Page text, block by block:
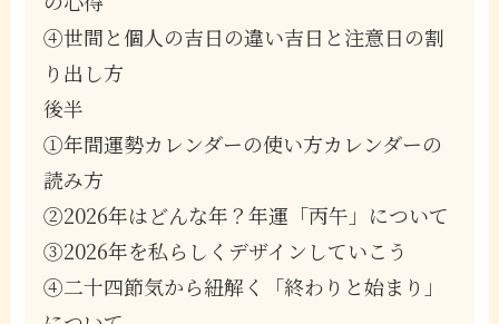
④世間と個人の吉日の違い吉日と注意日の割
り出し方
後半
①年間運勢カレンダーの使い方カレンダーの
読み方
②2026年はどんな年？年運「丙午」について
③2026年を私らしくデザインしていこう
④二十四節気から紐解く「終わりと始まり」